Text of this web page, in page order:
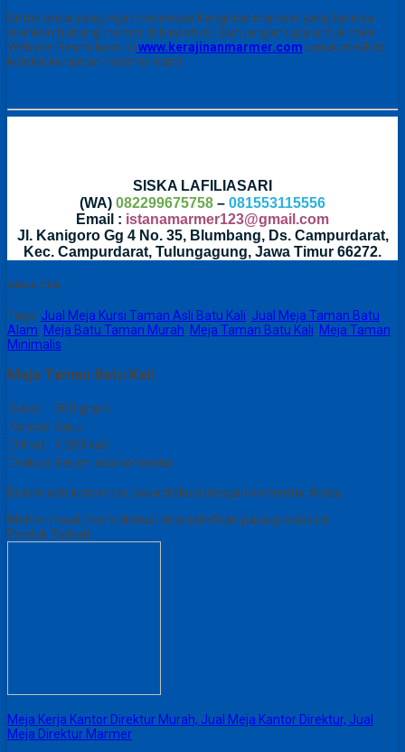
Untuk anda yang ingin memesan Kerajinan marmer yang lainnya
silahkan hubungi nomor di bawah ini. Dan jangan lupa untuk chek
Website Resmi kami di www.kerajinanmarmer.com untuk melihat
koleksi kerajinan marmer kami .
SISKA LAFILIASARI
(WA) 082299675758 – 081553115556
Email : istanamarmer123@gmail.com
Jl. Kanigoro Gg 4 No. 35, Blumbang, Ds. Campurdarat,
Kec. Campurdarat, Tulungagung, Jawa Timur 66272.
Share This :
Tags: Jual Meja Kursi Taman Asli Batu Kali, Jual Meja Taman Batu
Alam, Meja Batu Taman Murah, Meja Taman Batu Kali, Meja Taman
Minimalis
Meja Taman Batu Kali
Berat
300 gram
Kondisi Baru
Dilihat
1.283 kali
Diskusi Belum ada komentar
Belum ada komentar, buka diskusi dengan komentar Anda.
Mohon maaf, form diskusi dinonaktifkan pada produk ini.
Produk Terkait
Meja Kerja Kantor Direktur Murah, Jual Meja Kantor Direktur, Jual
Meja Direktur Marmer